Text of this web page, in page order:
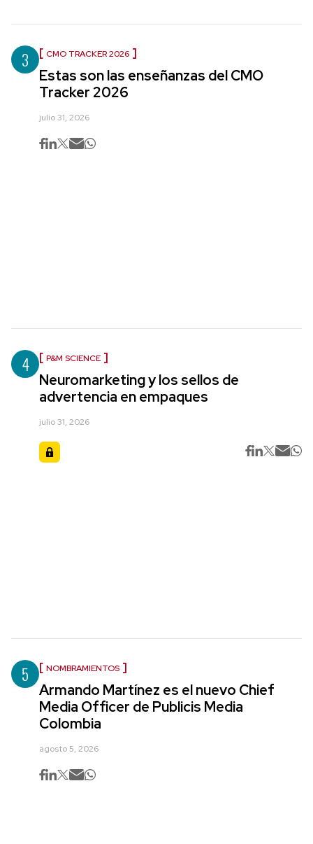
3 CMO TRACKER 2026
Estas son las enseñanzas del CMO
Tracker 2026
julio 31, 2026
4 P&M SCIENCE
Neuromarketing y los sellos de
advertencia en empaques
julio 31, 2026
5 NOMBRAMIENTOS
Armando Martínez es el nuevo Chief
Media Officer de Publicis Media
Colombia
agosto 5, 2026